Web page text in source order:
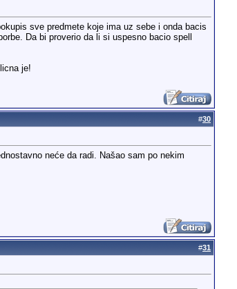
sve predmete koje ima uz sebe i onda bacis
Da bi proverio da li si uspesno bacio spell
je!
#30
neće da radi. Našao sam po nekim
#31